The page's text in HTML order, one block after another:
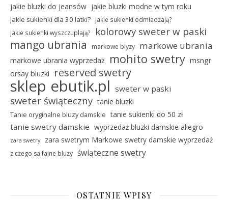
jakie bluzki do jeansów jakie bluzki modne w tym roku
Jakie sukienki dla 30 latki?
Jakie sukienki odmładzają?
Jakie sukienki wyszczuplają?
kolorowy sweter w paski
mango ubrania markowe blyzy markowe ubrania
markowe ubrania wyprzedaż mohito swetry msngr
orsay bluzki
reserved swetry
sklep ebutik.pl sweter w paski
sweter świąteczny tanie bluzki
Tanie oryginalne bluzy damskie tanie sukienki do 50 zł
tanie swetry damskie wyprzedaż bluzki damskie allegro
zara swetry zara swetrym Markowe swetry damskie wyprzedaż
z czego sa fajne bluzy świąteczne swetry
OSTATNIE WPISY